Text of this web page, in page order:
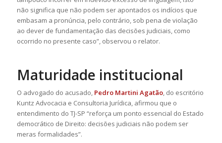
não significa que não podem ser apontados os indícios que
embasam a pronúncia, pelo contrário, sob pena de violação
ao dever de fundamentação das decisões judiciais, como
ocorrido no presente caso”, observou o relator.
Maturidade institucional
O advogado do acusado, Pedro Martini Agatão, do escritório
Kuntz Advocacia e Consultoria Jurídica, afirmou que o
entendimento do TJ-SP “reforça um ponto essencial do Estado
democrático de Direito: decisões judiciais não podem ser
meras formalidades”.